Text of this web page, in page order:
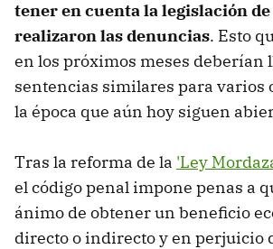
tener en cuenta la legislación de
realizaron las denuncias. Esto
en los próximos meses deberían
sentencias similares para varios
la época que aún hoy siguen
Tras la reforma de la 'Ley
el código penal impone penas a
ánimo de obtener un beneficio
directo o indirecto y en perjuicio